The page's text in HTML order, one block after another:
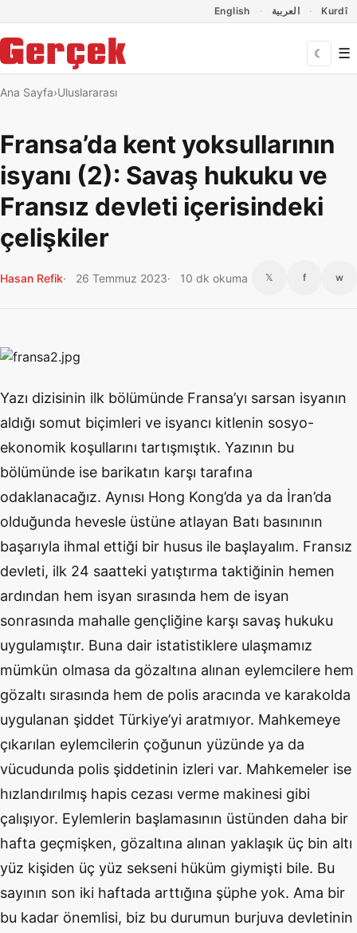
English العربية Kurdî
☾ ☰
Ana Sayfa Uluslararası
Fransa’da kent yoksullarının
isyanı (2): Savaş hukuku ve
Fransız devleti içerisindeki
çelişkiler
Hasan Refik 26 Temmuz 2023 10 dk okuma 𝕏 f w
Yazı dizisinin ilk bölümünde Fransa’yı sarsan isyanın
aldığı somut biçimleri ve isyancı kitlenin sosyo-
ekonomik koşullarını tartışmıştık. Yazının bu
bölümünde ise barikatın karşı tarafına
odaklanacağız. Aynısı Hong Kong’da ya da İran’da
olduğunda hevesle üstüne atlayan Batı basınının
başarıyla ihmal ettiği bir husus ile başlayalım. Fransız
devleti, ilk 24 saatteki yatıştırma taktiğinin hemen
ardından hem isyan sırasında hem de isyan
sonrasında mahalle gençliğine karşı savaş hukuku
uygulamıştır. Buna dair istatistiklere ulaşmamız
mümkün olmasa da gözaltına alınan eylemcilere hem
gözaltı sırasında hem de polis aracında ve karakolda
uygulanan şiddet Türkiye’yi aratmıyor. Mahkemeye
çıkarılan eylemcilerin çoğunun yüzünde ya da
vücudunda polis şiddetinin izleri var. Mahkemeler ise
hızlandırılmış hapis cezası verme makinesi gibi
çalışıyor. Eylemlerin başlamasının üstünden daha bir
hafta geçmişken, gözaltına alınan yaklaşık üç bin altı
yüz kişiden üç yüz sekseni hüküm giymişti bile. Bu
sayının son iki haftada arttığına şüphe yok. Ama bir
bu kadar önemlisi, biz bu durumun burjuva devletinin